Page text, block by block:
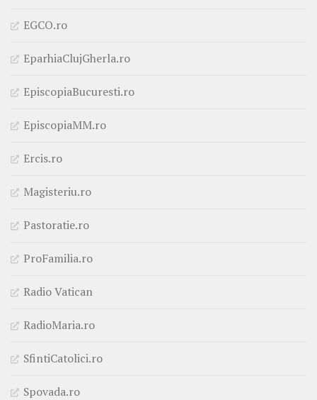
EGCO.ro
EparhiaClujGherla.ro
EpiscopiaBucuresti.ro
EpiscopiaMM.ro
Ercis.ro
Magisteriu.ro
Pastoratie.ro
ProFamilia.ro
Radio Vatican
RadioMaria.ro
SfintiCatolici.ro
Spovada.ro